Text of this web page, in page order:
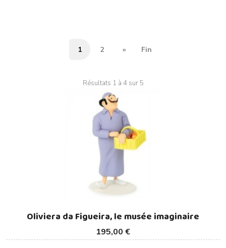
1 2 » Fin
Résultats 1 à 4 sur 5
195,00 €
Oliviera da Figueira, le musée imaginaire